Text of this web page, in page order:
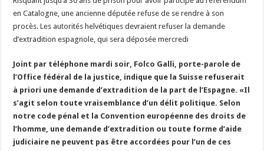
en Catalogne, une ancienne députée refuse de se rendre à son
procès. Les autorités helvétiques devraient refuser la demande
d’extradition espagnole, qui sera déposée mercredi
Joint par téléphone mardi soir, Folco Galli, porte-parole de
l’Office fédéral de la justice, indique que la Suisse refuserait
à priori une demande d’extradition de la part de l’Espagne. «Il
s’agit selon toute vraisemblance d’un délit politique. Selon
notre code pénal et la Convention européenne des droits de
l’homme, une demande d’extradition ou toute forme d’aide
judiciaire ne peuvent pas être accordées pour l’un de ces